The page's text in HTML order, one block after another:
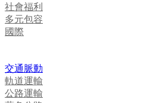
社會福利
多元包容
國際
交通脈動
軌道運輸
公路運輸